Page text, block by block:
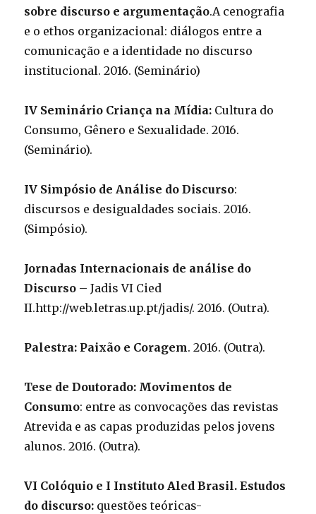
sobre discurso e argumentação.A cenografia
e o ethos organizacional: diálogos entre a
comunicação e a identidade no discurso
institucional. 2016. (Seminário)
IV Seminário Criança na Mídia: Cultura do
Consumo, Gênero e Sexualidade. 2016.
(Seminário).
IV Simpósio de Análise do Discurso:
discursos e desigualdades sociais. 2016.
(Simpósio).
Jornadas Internacionais de análise do
Discurso – Jadis VI Cied
II.http://web.letras.up.pt/jadis/. 2016. (Outra).
Palestra: Paixão e Coragem. 2016. (Outra).
Tese de Doutorado: Movimentos de
Consumo: entre as convocações das revistas
Atrevida e as capas produzidas pelos jovens
alunos. 2016. (Outra).
VI Colóquio e I Instituto Aled Brasil. Estudos
do discurso: questões teóricas-